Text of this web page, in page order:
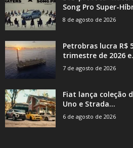
Song Pro Super-
8 de agosto de 2026
Petrobras lucra R$
trimestre de 2026
7 de agosto de 2026
Fiat lança coleção
Uno e Strada...
6 de agosto de 2026